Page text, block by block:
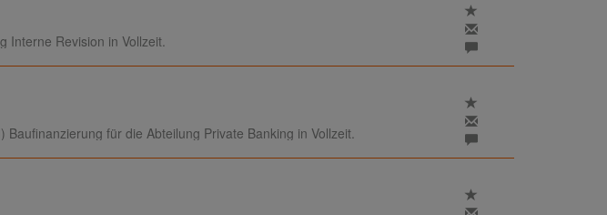
Interne Revision in Vollzeit.
für die Abteilung Private Banking in Vollzeit.